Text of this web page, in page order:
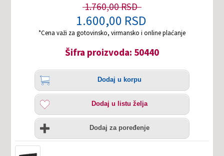
1.760,00 RSD
1.600,00 RSD
*Cena važi za gotovinsko, virmansko i online plaćanje
Šifra proizvoda: 50440
Količina
Dodaj
korpu
Dodaj u korpu
Dodaj
listu
želja
Dodaj u listu želja
Uporedi
Dodaj za poređenje